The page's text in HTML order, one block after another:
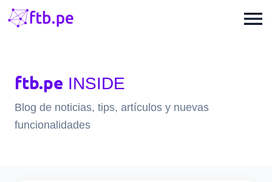
menu
ftb.pe INSIDE
Blog de noticias, tips, artículos y nuevas
funcionalidades